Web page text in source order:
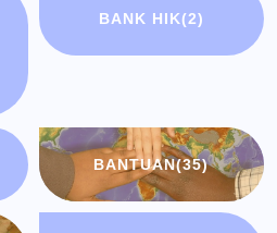
BANK HIK(2)
BANTUAN(35)